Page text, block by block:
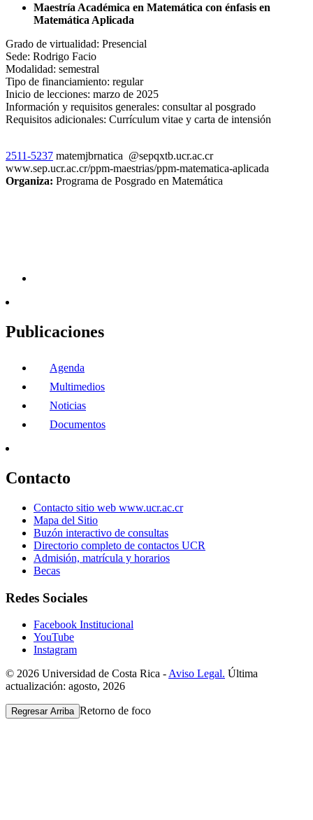
Maestría Académica en Matemática con énfasis en
Matemática Aplicada
Grado de virtualidad: Presencial
Sede: Rodrigo Facio
Modalidad: semestral
Tipo de financiamiento: regular
Inicio de lecciones: marzo de 2025
Información y requisitos generales: consultar al posgrado
Requisitos adicionales: Currículum vitae y carta de intensión
2511-5237 matemjbrnatica @sepqxtb.ucr.ac.cr
www.sep.ucr.ac.cr/ppm-maestrias/ppm-matematica-aplicada
Organiza: Programa de Posgrado en Matemática
Publicaciones
Agenda
Multimedios
Noticias
Documentos
Contacto
Contacto sitio web www.ucr.ac.cr
Mapa del Sitio
Buzón interactivo de consultas
Directorio completo de contactos UCR
Admisión, matrícula y horarios
Becas
Redes Sociales
Facebook Institucional
YouTube
Instagram
© 2026 Universidad de Costa Rica - Aviso Legal. Última
actualización: agosto, 2026
Regresar Arriba Retorno de foco